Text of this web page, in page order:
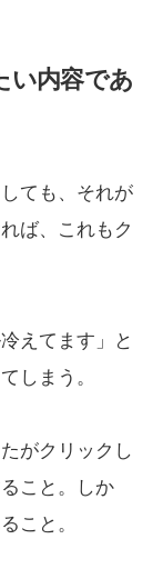
い内容であ
ても、それが
ば、これもク
えてます」と
しまう。
がクリックし
こと。しか
こと。